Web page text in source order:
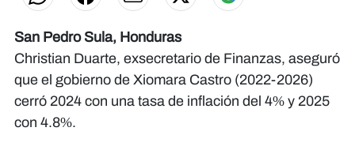
San Pedro Sula, Honduras
Christian Duarte, exsecretario de Finanzas, aseguró
que el gobierno de Xiomara Castro (2022-2026)
cerró 2024 con una tasa de inflación del 4% y 2025
con 4.8%.